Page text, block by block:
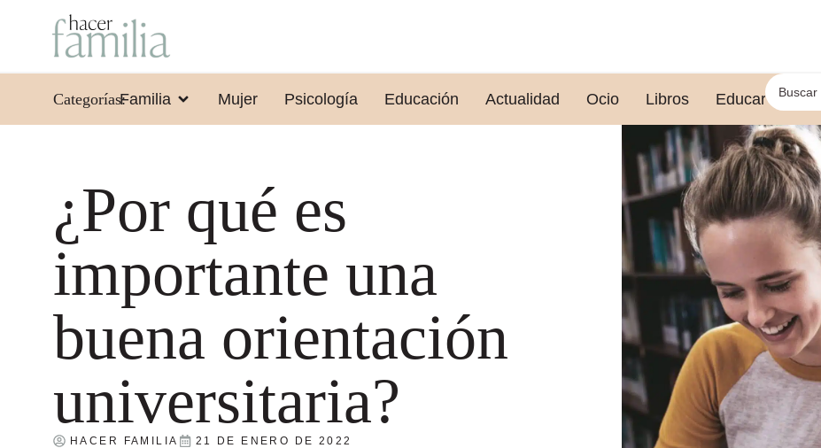
Categorías:Familia Mujer Psicología Educación Actualidad Ocio Libros Educar
¿Por qué es
importante una
buena orientación
universitaria?
HACER FAMILIA 21 DE ENERO DE 2022